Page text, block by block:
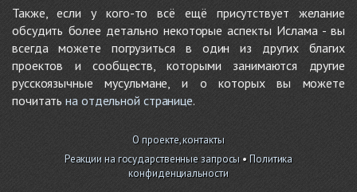
Также, если у кого-то всё ещё присутствует желание
обсудить более детально некоторые аспекты Ислама - вы
всегда можете погрузиться в один из других благих
проектов и сообществ, которыми занимаются другие
русскоязычные мусульмане, и о которых вы можете
почитатьна отдельной странице.
О проекте, контакты
Реакции на государственные запросы •Политика
конфиденциальности